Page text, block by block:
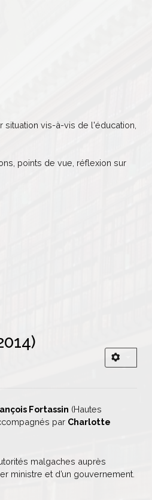
vis-à-vis de l'éducation,
points de vue, réflexion sur
Fortassin (Hautes
par Charlotte
malgaches auprès
ministre et d’un gouvernement.